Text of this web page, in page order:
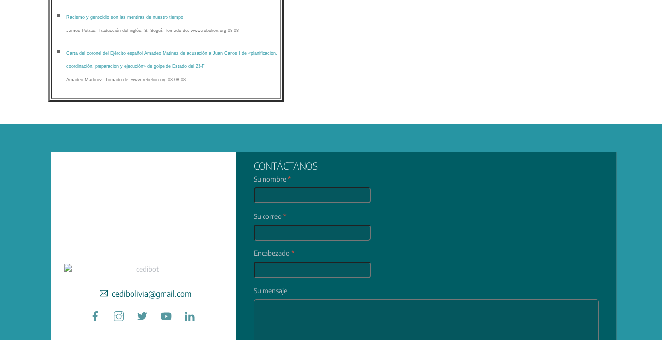
Racismo y genocidio son las mentiras de nuestro tiempo
James Petras. Traducción del inglés: S. Seguí. Tomado de: www.rebelion.org 08-08
Carta del coronel del Ejército español Amadeo Matinez de acusación a Juan Carlos I de «planificación,
coordinación, preparación y ejecución» de golpe de Estado del 23-F
Amadeo Martinez. Tomado de: www.rebelion.org 03-08-08
cedibolivia@gmail.com
Facebook
CONTÁCTANOS
Su nombre*
Su correo *
Encabezado *
Su mensaje